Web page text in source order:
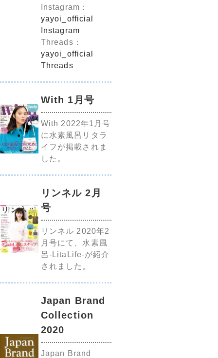
Instagram：
yayoi_official
Instagram
Threads：
yayoi_official
Threads
With 1月号
With 2022年1月号
に水素風呂リタラ
イフが掲載されま
した。
リンネル 2月
号
リンネル 2020年2
月号にて、水素風
呂-LitaLife-が紹介
されました。
Japan Brand
Collection
2020
Japan Brand